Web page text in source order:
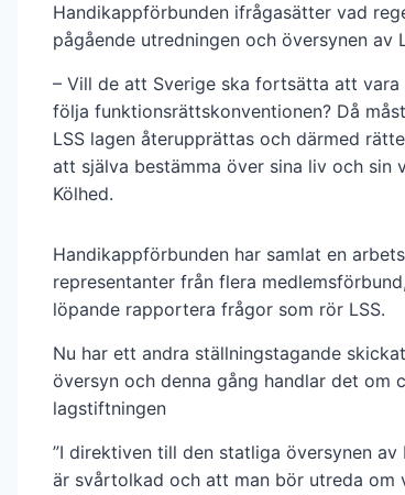
Handikappförbunden ifrågasätter vad
pågående utredningen och översynen av
– Vill de att Sverige ska fortsätta att
följa funktionsrättskonventionen? Då
LSS lagen återupprättas och därmed
att själva bestämma över sina liv och sin
Kölhed.
Handikappförbunden har samlat en
representanter från flera
löpande rapportera frågor som rör LSS.
Nu har ett andra ställningstagande
översyn och denna gång handlar det om
lagstiftningen
”I direktiven till den statliga översynen
är svårtolkad och att man bör utreda om